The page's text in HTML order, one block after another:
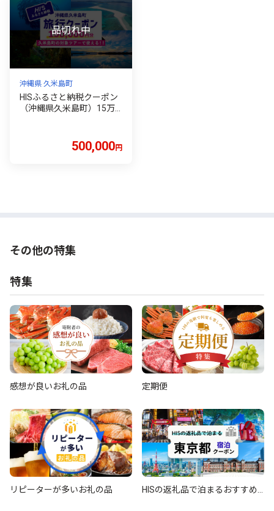
ノーケル
沖縄県 久米島町
HISふるさと納税クーポン
（沖縄県久米島町）15万
ト ホテル ファミリー ペア
ダイビング 沖縄 ビーチ 離
500,000円
その他の特集
特集
感想が良いお礼の品 定期便
リピーターが多いお礼の品
HISの返礼品で泊まるおすすめ